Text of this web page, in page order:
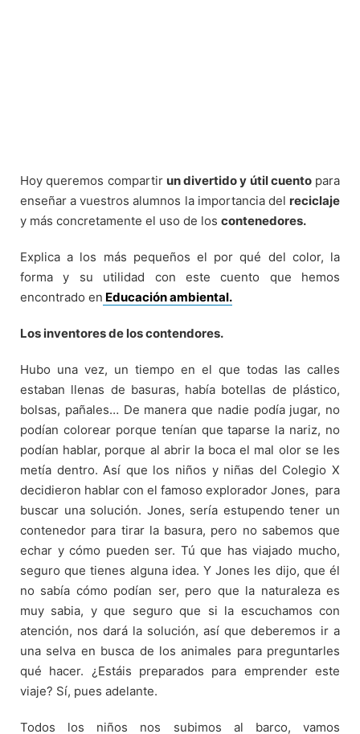
Hoy queremos compartir un divertido y útil cuentopara
enseñar a vuestros alumnos la importancia del reciclaje
y más concretamente el uso de los contenedores.
Explica a los más pequeños el por qué del color, la
forma y su utilidad con este cuento que hemos
encontrado en Educación ambiental.
Los inventores de los contendores.
Hubo una vez, un tiempo en el que todas las calles
estaban llenas de basuras, había botellas de plástico,
bolsas, pañales… De manera que nadie podía jugar, no
podían colorear porque tenían que taparse la nariz, no
podían hablar, porque al abrir la boca el mal olor se les
metía dentro. Así que los niños y niñas del Colegio X
decidieron hablar con el famoso explorador Jones, para
buscar una solución. Jones, sería estupendo tener un
contenedor para tirar la basura, pero no sabemos que
echar y cómo pueden ser. Tú que has viajado mucho,
seguro que tienes alguna idea. Y Jones les dijo, que él
no sabía cómo podían ser, pero que la naturaleza es
muy sabia, y que seguro que si la escuchamos con
atención, nos dará la solución, así que deberemos ir a
una selva en busca de los animales para preguntarles
qué hacer. ¿Estáis preparados para emprender este
viaje? Sí, pues adelante.
Todos los niños nos subimos al barco, vamos